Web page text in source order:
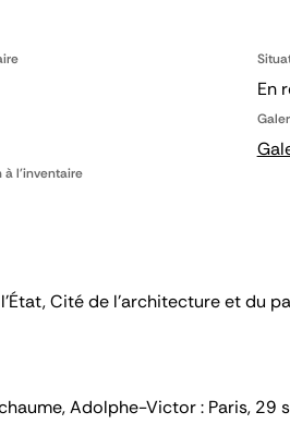
En
à l'inventaire
Cité de l’architecture et du
Adolphe-Victor : Paris,